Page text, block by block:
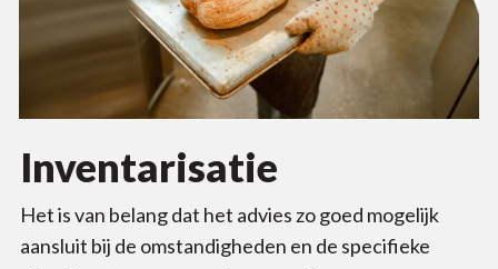
Inventarisatie
Het is van belang dat het advies zo goed mogelijk
aansluit bij de omstandigheden en de specifieke